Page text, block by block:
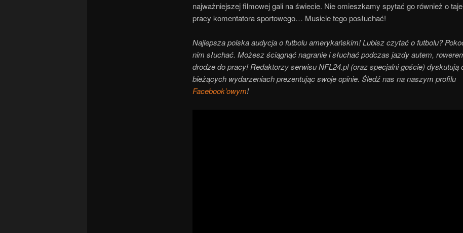
najważniejszej filmowej gali na świecie. Nie omieszkamy spytać go również o
pracy komentatora sportowego… Musicie tego posłuchać!
Najlepsza polska audycja o futbolu amerykańskim! Lubisz czytać o futbolu?
nim słuchać. Możesz ściągnąć nagranie i słuchać podczas jazdy autem,
drodze do pracy! Redaktorzy serwisu NFL24.pl (oraz specjalni goście) dyskutują
bieżących wydarzeniach prezentując swoje opinie. Śledź nas na naszym profilu
Facebook’owym!